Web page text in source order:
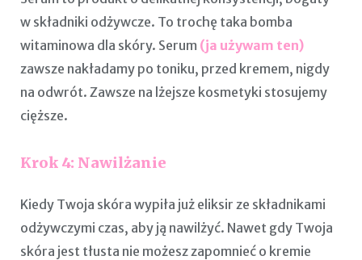
w składniki odżywcze. To trochę taka bomba
witaminowa dla skóry. Serum (ja używam ten)
zawsze nakładamy po toniku, przed kremem, nigdy
na odwrót. Zawsze na lżejsze kosmetyki stosujemy
cięższe.
Krok 4: Nawilżanie
Kiedy Twoja skóra wypiła już eliksir ze składnikami
odżywczymi czas, aby ją nawilżyć. Nawet gdy Twoja
skóra jest tłusta nie możesz zapomnieć o kremie